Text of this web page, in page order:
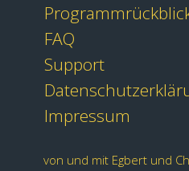
FAQ
Support
Impressum
von und mit Egbert und